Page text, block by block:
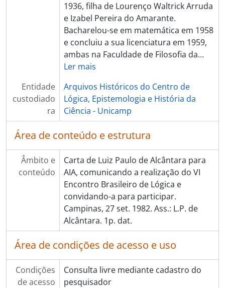
1936, filha de Lourenço Waltrick Arruda
e Izabel Pereira do Amarante.
Bacharelou-se em matemática em 1958
e concluiu a sua licenciatura em 1959,
ambas na Faculdade de Filosofia da…
Ler mais
Entidade
custodiado
ra
Arquivos Históricos do Centro de
Lógica, Epistemologia e História da
Ciência - Unicamp
Área de conteúdo e estrutura
Âmbito e
conteúdo
Carta de Luiz Paulo de Alcântara para
AIA, comunicando a realização do VI
Encontro Brasileiro de Lógica e
convidando-a para participar.
Campinas, 27 set. 1982. Ass.: L.P. de
Alcântara. 1p. dat.
Área de condições de acesso e uso
Condições
de acesso
Consulta livre mediante cadastro do
pesquisador